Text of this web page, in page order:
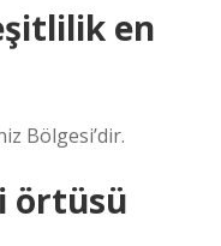
en
Bölgesi’dir.
örtüsü